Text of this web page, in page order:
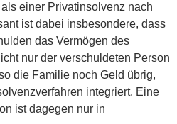
einer Privatinsolvenz nach
ist dabei insbesondere, dass
das Vermögen des
nur der verschuldeten Person
die Familie noch Geld übrig,
integriert. Eine
ist dagegen nur in